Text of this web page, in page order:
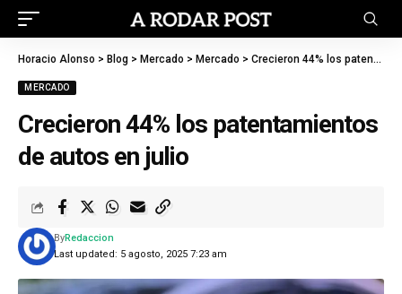
Horacio Alonso > Blog > Mercado > Mercado > Crecieron 44% los patentamientos de autos en julio
MERCADO
Crecieron 44% los patentamientos
de autos en julio
Last updated: 5 agosto, 2025 7:23 am
ByRedaccion